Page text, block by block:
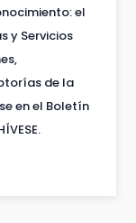
el
y Servicios
de la
en el Boletín